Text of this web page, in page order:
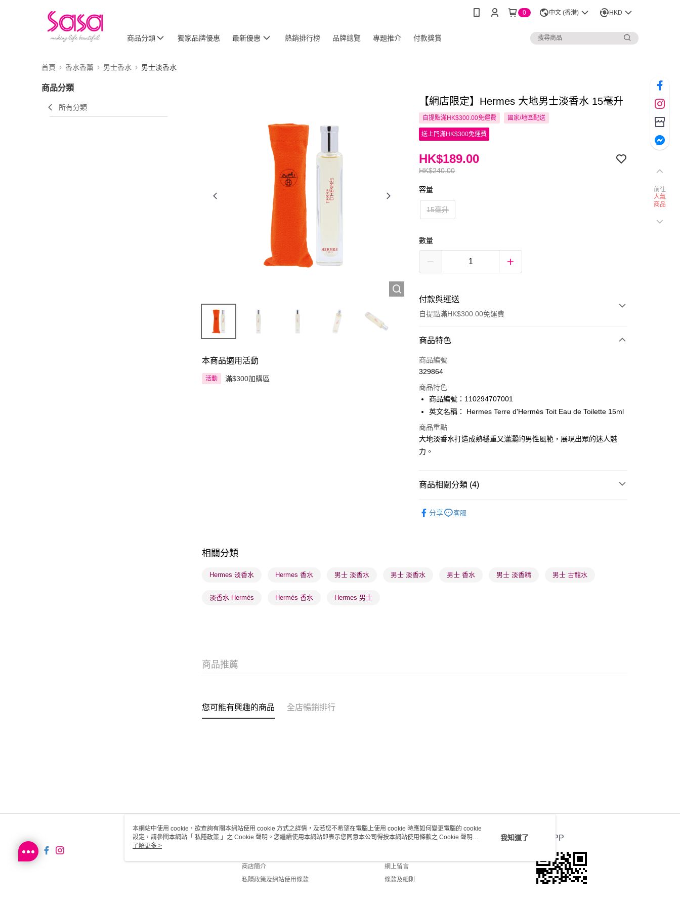
0 中文 (香港) HKD
商品分類 獨家品牌優惠 最新優惠 熱銷排行榜 品牌總覽 專題推介 付款獎賞
首頁 香水香薰 男士香水 男士淡香水
商品分類
所有分類
本商品適用活動
活動 滿$300加購區
【網店限定】Hermes 大地男士淡香水 15毫升
自提點滿HK$300.00免運費 國家/地區配送
送上門滿HK$300免運費
HK$240.00
HK$189.00
容量
15毫升
數量
付款與運送
自提點滿HK$300.00免運費
付款方式
信用卡
AlipayHK
PayMe
WeChat Pay
BoC Pay
送貨方式
每筆HK$65.00，滿HK$300.00或以上免運費
物流公司進行物流配送
商品特色
商品編號
329864
商品特色
商品編號：110294707001
英文名稱： Hermes Terre d'Hermès Toit Eau de Toilette 15ml
商品重點
大地淡香水打造成熟穩重又瀟灑的男性風範，展現出眾的迷人魅
力。
商品相關分類 (4)
分享 客服
相關分類
Hermes 淡香水 Hermes 香水 男士 淡香水 男士 淡香水 男士 香水 男士 淡香精 男士 古龍水
淡香水 Hermès Hermès 香水 Hermes 男士
商品推薦
您可能有興趣的商品 全店暢銷排行
關於我們
商店簡介
私隱政策及網站使用條款
客戶服務
網上留言
條款及細則
官方APP
前往
人氣
商品
本網站中使用 cookie，欲查詢有關本網站使用 cookie 方式之詳情，及若您不希望在電腦上使用 cookie 時應如何變更電腦的 cookie
設定，請參閱本網站「 私隱政策 」之 Cookie 聲明。您繼續使用本網站即表示您同意本公司得按本網站使用條款之 Cookie 聲明使
用 cookie。
了解更多 >
我知道了